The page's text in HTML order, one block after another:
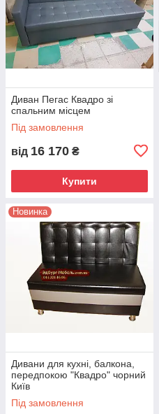
Диван Пегас Квадро зі
спальним місцем
Під замовлення
від 16 170 ₴
Купити
Новинка
Дивани для кухні, балкона,
передпокою "Квадро" чорний
Київ
Під замовлення